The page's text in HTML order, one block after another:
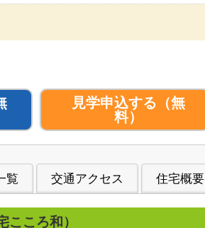
見学申込する （無
料）
覧 交通アクセス 住宅概要
こころ和）